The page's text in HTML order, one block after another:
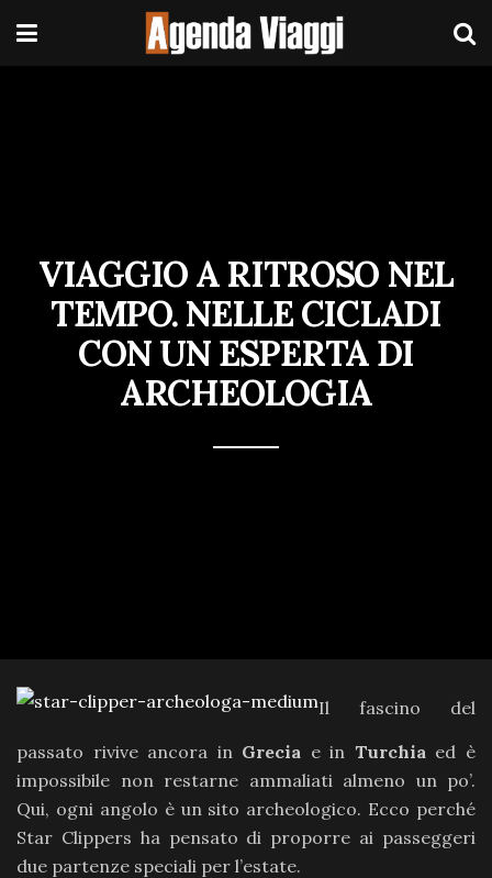
VIAGGIO A RITROSO NEL
TEMPO. NELLE CICLADI
CON UN ESPERTA DI
ARCHEOLOGIA
Il fascino del
passato rivive ancora in Grecia e in Turchiaed è
impossibile non restarne ammaliati almeno un po’.
Qui, ogni angolo è un sito archeologico. Ecco perché
Star Clippers ha pensato di proporre ai passeggeri
due partenze speciali per l’estate.